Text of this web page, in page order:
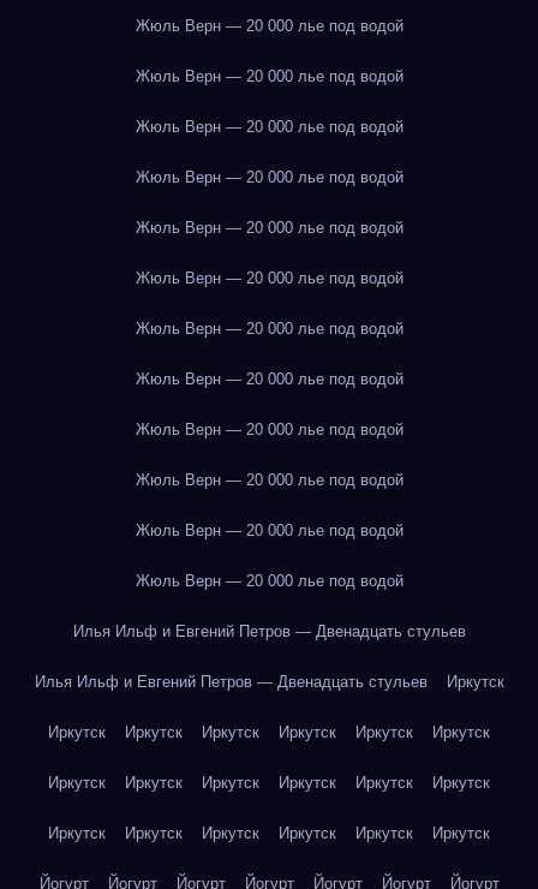
Жюль Верн — 20 000 лье под водой
Жюль Верн — 20 000 лье под водой
Жюль Верн — 20 000 лье под водой
Жюль Верн — 20 000 лье под водой
Жюль Верн — 20 000 лье под водой
Жюль Верн — 20 000 лье под водой
Жюль Верн — 20 000 лье под водой
Жюль Верн — 20 000 лье под водой
Жюль Верн — 20 000 лье под водой
Жюль Верн — 20 000 лье под водой
Жюль Верн — 20 000 лье под водой
Жюль Верн — 20 000 лье под водой
Илья Ильф и Евгений Петров — Двенадцать стульев
Илья Ильф и Евгений Петров — Двенадцать стульев Иркутск
Иркутск Иркутск Иркутск Иркутск Иркутск Иркутск
Иркутск Иркутск Иркутск Иркутск Иркутск Иркутск
Иркутск Иркутск Иркутск Иркутск Иркутск Иркутск
Йогурт Йогурт Йогурт Йогурт Йогурт Йогурт Йогурт